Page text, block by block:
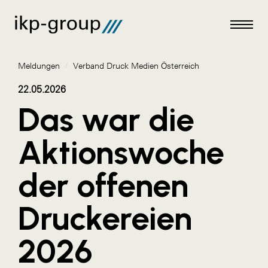
Meldungen
AKTUELLES
ACO
ALEX Krems
Amazon Web Services
Artweger
AustroCel Hallein
Meldungen / Verband Druck Medien Österreich
22.05.2026
Das war die
Aktionswoche
der offenen
Druckereien
2026